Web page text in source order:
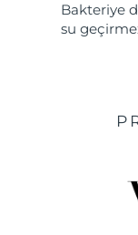
Bakteriye
su